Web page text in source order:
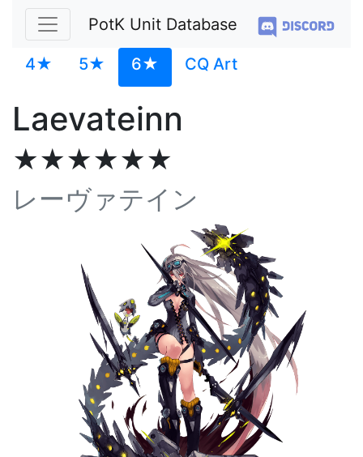
PotK Unit Database
4★ 5★ 6★ CQ Art
Laevateinn
★★★★★★
レーヴァテイン